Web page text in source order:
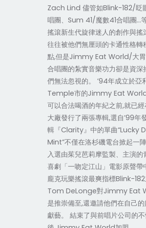
Zach Lind 儘管如Blink-182/眨
唱團、Sum 41/魔數41合唱團…
搖滾新生代旋律迷人的創作與搖
往往被他們無厘頭的卡通性格轉
點,但是Jimmy Eat World/大胃
合唱團的紮實音樂功力卻是資深
們無法忽視的。 ’94年成立於亞
Temple市的Jimmy Eat
可以合法喝酒的年紀之前,就已
大廠發行了兩張專輯,選自’99年
輯『Clarity』中的單曲“Lucky
Mint”不僅在洛杉磯電台掀起一
入選由茱兒芭莉摩監製、主演的
喜劇「一吻定江山」電影原聲帶
龐克玩樂搖滾最爽指標Blink-
Tom DeLonge對Jimmy Eat
是推崇備至,還邀請他們在自己
獻藝。 結束了與前唱片公司的